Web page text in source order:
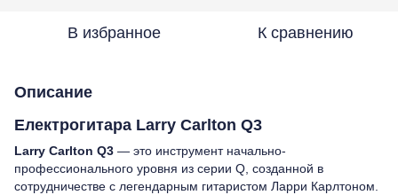
В избранное К сравнению
Описание
Електрогитара Larry Carlton Q3
Larry Carlton Q3 — это инструмент начально-
профессионального уровня из серии Q, созданной в
сотрудничестве с легендарным гитаристом Ларри Карлтоном.